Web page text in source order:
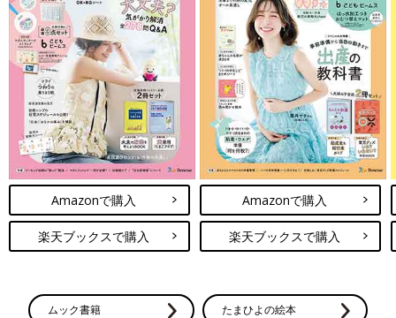
Amazonで購入
楽天ブックスで購入
Amazonで購入
楽天ブックスで購入
ムック書籍 たまひよの絵本